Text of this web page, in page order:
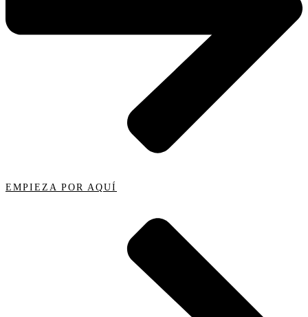
EMPIEZA POR AQUÍ